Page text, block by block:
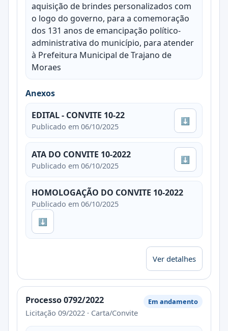
aquisição de brindes personalizados com
o logo do governo, para a comemoração
dos 131 anos de emancipação político-
administrativa do município, para atender
à Prefeitura Municipal de Trajano de
Moraes
Anexos
EDITAL - CONVITE 10-22
Publicado em 06/10/2025
⬇
ATA DO CONVITE 10-2022
Publicado em 06/10/2025
⬇
HOMOLOGAÇÃO DO CONVITE 10-2022
Publicado em 06/10/2025
⬇
Ver detalhes
Processo 0792/2022
Licitação 09/2022 · Carta/Convite
Em andamento